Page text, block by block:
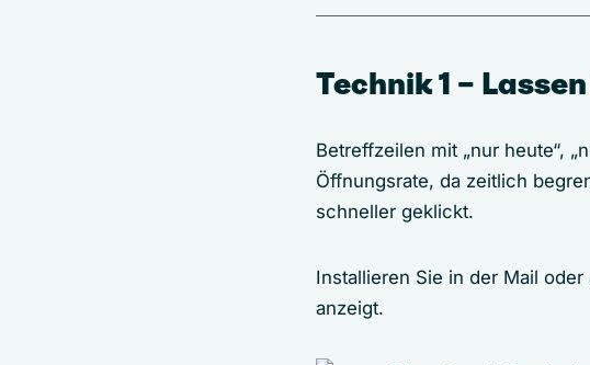
Technik 1 –
Betreffzeilen mit „nur heute“,
Öffnungsrate, da zeitlich
schneller geklickt.
Installieren Sie in der Mail
anzeigt.